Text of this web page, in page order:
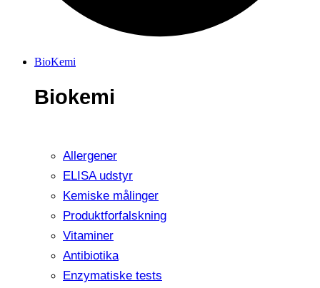
BioKemi
Biokemi
Allergener
ELISA udstyr
Kemiske målinger
Produktforfalskning
Vitaminer
Antibiotika
Enzymatiske tests